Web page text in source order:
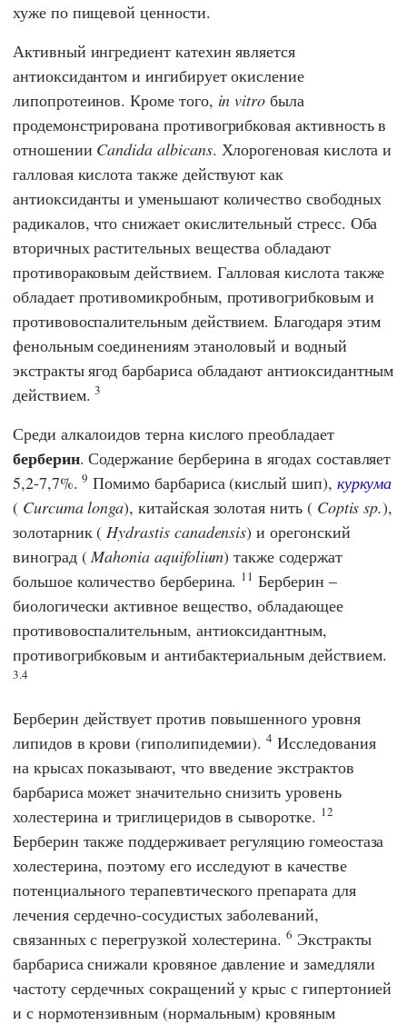
хуже по пищевой ценности.
Активный ингредиент катехин является
антиоксидантом и ингибирует окисление
липопротеинов. Кроме того, in vitro была
продемонстрирована противогрибковая активность в
отношении Candida albicans. Хлорогеновая кислота и
галловая кислота также действуют как
антиоксиданты и уменьшают количество свободных
радикалов, что снижает окислительный стресс. Оба
вторичных растительных вещества обладают
противораковым действием. Галловая кислота также
обладает противомикробным, противогрибковым и
противовоспалительным действием. Благодаря этим
фенольным соединениям этаноловый и водный
экстракты ягод барбариса обладают антиоксидантным
действием.3
Среди алкалоидов терна кислого преобладает
берберин. Содержание берберина в ягодах составляет
5,2-7,7%.9 Помимо барбариса (кислый шип), куркума
( Curcuma longa), китайская золотая нить ( Coptis sp.),
золотарник (Hydrastis canadensis) и орегонский
виноград (Mahonia aquifolium) также содержат
большое количество берберина. 11 Берберин –
биологически активное вещество, обладающее
противовоспалительным, антиоксидантным,
противогрибковым и антибактериальным действием.
3.4
Берберин действует против повышенного уровня
липидов в крови (гиполипидемии).4 Исследования
на крысах показывают, что введение экстрактов
барбариса может значительно снизить уровень
холестерина и триглицеридов в сыворотке. 12
Берберин также поддерживает регуляцию гомеостаза
холестерина, поэтому его исследуют в качестве
потенциального терапевтического препарата для
лечения сердечно-сосудистых заболеваний,
связанных с перегрузкой холестерина.6 Экстракты
барбариса снижали кровяное давление и замедляли
частоту сердечных сокращений у крыс с гипертонией
и с нормотензивным (нормальным) кровяным